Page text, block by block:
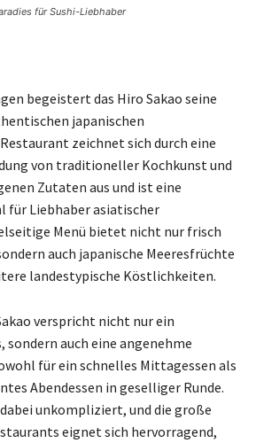
für Sushi-Liebhaber
begeistert das Hiro Sakao seine
japanischen
zeichnet sich durch eine
von traditioneller Kochkunst und
Zutaten aus und ist eine
für Liebhaber asiatischer
Menü bietet nicht nur frisch
auch japanische Meeresfrüchte
landestypische Köstlichkeiten.
verspricht nicht nur ein
sondern auch eine angenehme
für ein schnelles Mittagessen als
Abendessen in geselliger Runde.
unkompliziert, und die große
eignet sich hervorragend,